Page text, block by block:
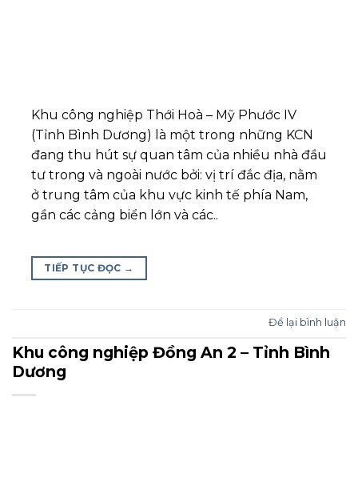
Khu công nghiệp Thới Hoà – Mỹ Phước IV
(Tỉnh Bình Dương) là một trong những KCN
đang thu hút sự quan tâm của nhiều nhà đầu
tư trong và ngoài nước bởi: vị trí đắc địa, nằm
ở trung tâm của khu vực kinh tế phía Nam,
gần các cảng biển lớn và các..
TIẾP TỤC ĐỌC →
Để lại bình luận
Khu công nghiệp Đồng An 2 – Tỉnh Bình
Dương